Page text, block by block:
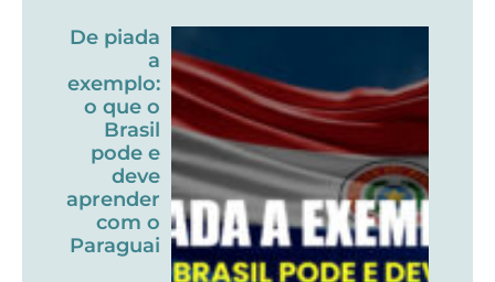
De piada
a
exemplo:
o que o
Brasil
pode e
deve
aprender
com o
Paraguai